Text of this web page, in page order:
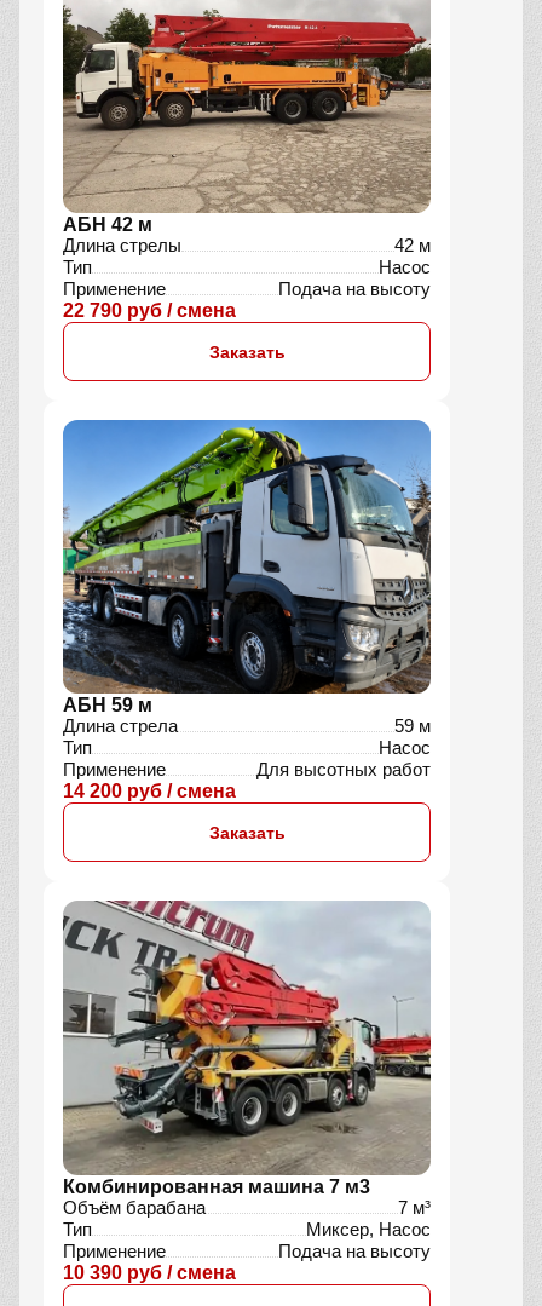
АБН 42 м
Длина стрелы
42 м
Тип
Насос
Применение
Подача на высоту
22 790 руб / смена
Заказать
АБН 59 м
Длина стрела
59 м
Тип
Насос
Применение
Для высотных работ
14 200 руб / смена
Заказать
Комбинированная машина 7 м3
Объём барабана
7 м³
Тип
Миксер, Насос
Применение
Подача на высоту
10 390 руб / смена